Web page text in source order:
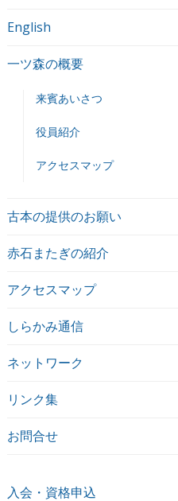
English
一ツ森の概要
来賓あいさつ
役員紹介
アクセスマップ
古本の提供のお願い
赤石またぎの紹介
アクセスマップ
しらかみ通信
ネットワーク
リンク集
お問合せ
入会・資格申込